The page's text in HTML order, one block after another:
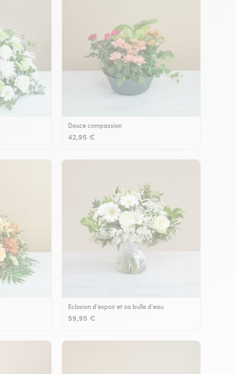
Douce compassion
42,95 €
Eclosion d'espoir et sa bulle d'eau
59,95 €